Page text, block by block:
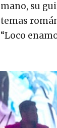
mano, su
temas
“Loco